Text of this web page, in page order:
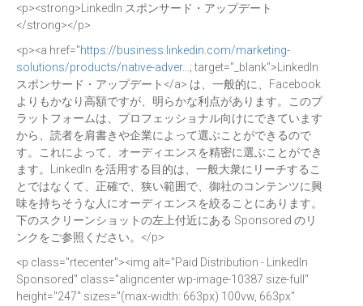
<p><strong>LinkedIn スポンサード・アップデート
</strong></p>
<p><a href="https://business.linkedin.com/marketing-
solutions/products/native-adver… ; target="_blank">LinkedIn
スポンサード・アップデート</a> は、一般的に、Facebook
よりもかなり高額ですが、明らかな利点があります。このプ
ラットフォームは、プロフェッショナル向けにできています
から、読者を肩書きや企業によって選ぶことができるので
す。これによって、オーディエンスを精密に選ぶことができ
ます。LinkedIn を活用する目的は、一般大衆にリーチするこ
とではなくて、正確で、狭い範囲で、御社のコンテンツに興
味を持ちそうな人にオーディエンスを絞ることにあります。
下のスクリーンショットの左上付近にある Sponsored のリ
ンクをご参照ください。</p>
<p class="rtecenter"><img alt="Paid Distribution - LinkedIn
Sponsored" class="aligncenter wp-image-10387 size-full"
height="247" sizes="(max-width: 663px) 100vw, 663px"